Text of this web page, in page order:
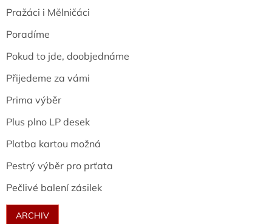
Pražáci i Mělničáci
Poradíme
Pokud to jde, doobjednáme
Přijedeme za vámi
Prima výběr
Plus plno LP desek
Platba kartou možná
Pestrý výběr pro prťata
Pečlivé balení zásilek
ARCHIV